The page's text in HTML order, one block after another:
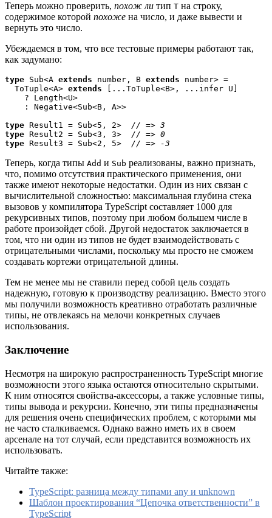
Теперь можно проверить, похож ли тип T на строку,
содержимое которой похоже на число, и даже вывести и
вернуть это число.
Убеждаемся в том, что все тестовые примеры работают так,
как задумано:
type Sub<A extends number, B extends number> =
  ToTuple<A>
extends [...ToTuple<B>, ...infer U]
type Result1 = Sub<5, 2>
type Result2 = Sub<3, 3>
type Result3 = Sub<2, 5> // => -3
Теперь, когда типы Add и Sub реализованы, важно признать,
что, помимо отсутствия практического применения, они
также имеют некоторые недостатки. Один из них связан с
вычислительной сложностью: максимальная глубина стека
вызовов у компилятора TypeScript составляет 1000 для
рекурсивных типов, поэтому при любом большем числе в
работе произойдет сбой. Другой недостаток заключается в
том, что ни один из типов не будет взаимодействовать с
отрицательными числами, поскольку мы просто не сможем
создавать кортежи отрицательной длины.
Тем не менее мы не ставили перед собой цель создать
надежную, готовую к производству реализацию. Вместо этого
мы получили возможность креативно отработать различные
типы, не отвлекаясь на мелочи конкретных случаев
использования.
Заключение
Несмотря на широкую распространенность TypeScript многие
возможности этого языка остаются относительно скрытыми.
К ним относятся свойства-аксессоры, а также условные типы,
типы вывода и рекурсии. Конечно, эти типы предназначены
для решения очень специфических проблем, с которыми мы
не часто сталкиваемся. Однако важно иметь их в своем
арсенале на тот случай, если представится возможность их
использовать.
Читайте также:
TypeScript: разница между типами any и unknown
Шаблон проектирования “Цепочка ответственности” в
TypeScript